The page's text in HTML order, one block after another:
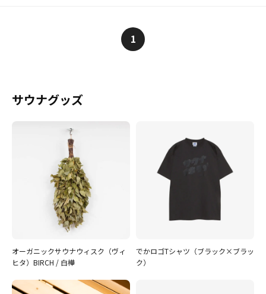
1
サウナグッズ
オーガニックサウナウィスク（ヴィ
ヒタ）BIRCH / 白樺
でかロゴTシャツ（ブラック×ブラッ
ク）